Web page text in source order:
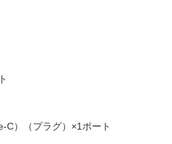
C）（プラグ）×1ポート